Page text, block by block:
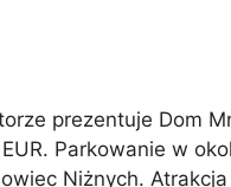
prezentuje Dom
Parkowanie w
Niżnych.